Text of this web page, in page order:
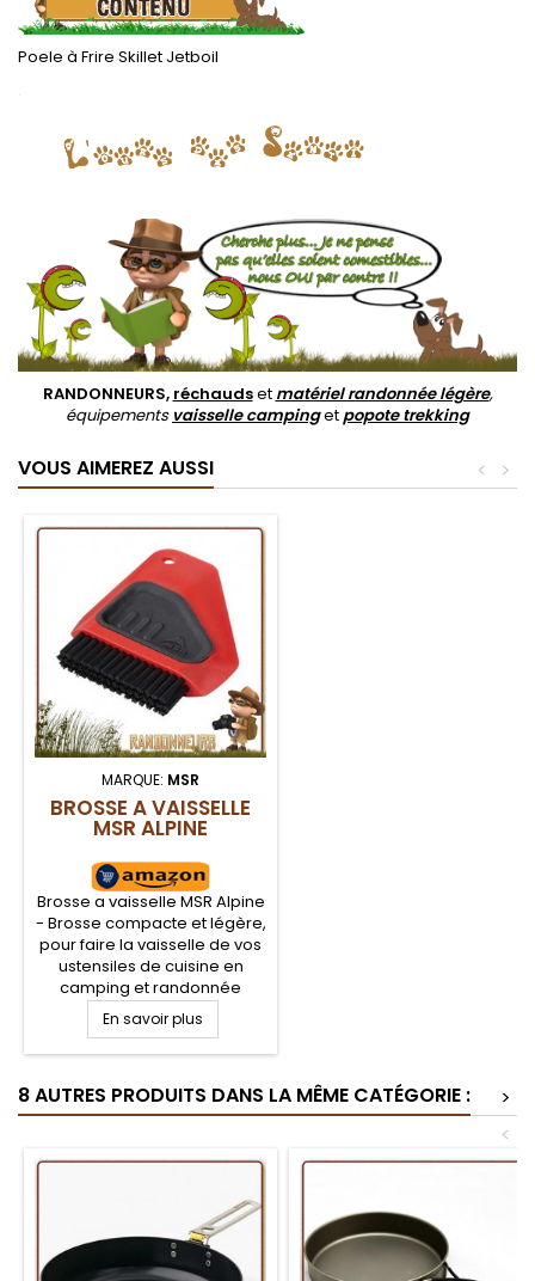
Poele à Frire Skillet Jetboil
.
RANDONNEURS, réchaudset matériel randonnée légère,
équipements vaisselle campingetpopote trekking
VOUS AIMEREZ AUSSI >
<
MARQUE: MSR
BROSSE A VAISSELLE
MSR ALPINE
Brosse a vaisselle MSR Alpine
- Brosse compacte et légère,
pour faire la vaisselle de vos
ustensiles de cuisine en
camping et randonnée
légère. Brosse pour la
vaisselle Alpine de MSR est
une brosse à séchage
moisissures avec une
poignée en forme qui peut
En savoir plus
8 AUTRES PRODUITS DANS LA MÊME CATÉGORIE :
>
<